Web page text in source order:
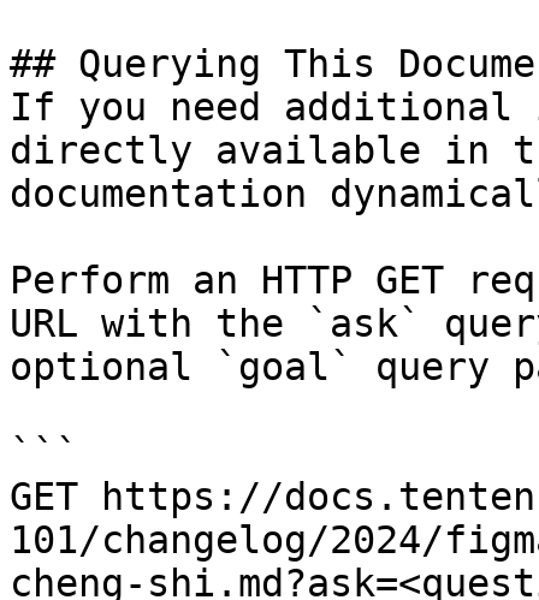
## Querying This
If you need
directly available in
documentation
Perform an HTTP GET
URL with the `ask`
optional `goal` query
```
GET https://
101/changelog/2024/
cheng-